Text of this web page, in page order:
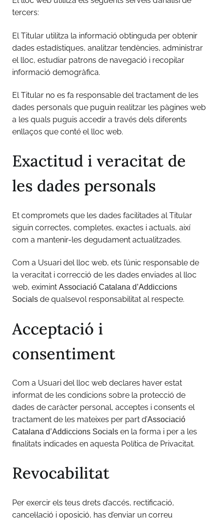
tercers:
El Titular utilitza la informació obtinguda per obtenir
dades estadístiques, analitzar tendències, administrar
el lloc, estudiar patrons de navegació i recopilar
informació demogràfica.
El Titular no es fa responsable del tractament de les
dades personals que puguin realitzar les pàgines web
a les quals puguis accedir a través dels diferents
enllaços que conté el lloc web.
Exactitud i veracitat de
les dades personals
Et compromets que les dades facilitades al Titular
siguin correctes, completes, exactes i actuals, així
com a mantenir-les degudament actualitzades.
Com a Usuari del lloc web, ets l’únic responsable de
la veracitat i correcció de les dades enviades al lloc
web, eximint Associació Catalana d’Addiccions
Socials de qualsevol responsabilitat al respecte.
Acceptació i
consentiment
Com a Usuari del lloc web declares haver estat
informat de les condicions sobre la protecció de
dades de caràcter personal, acceptes i consents el
tractament de les mateixes per part d’Associació
Catalana d’Addiccions Socials en la forma i per a les
finalitats indicades en aquesta Política de Privacitat.
Revocabilitat
Per exercir els teus drets d’accés, rectificació,
cancel·lació i oposició, has d’enviar un correu